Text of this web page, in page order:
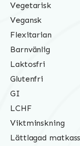
Vegetarisk
Vegansk
Flexitarian
Barnvänlig
Laktosfri
Glutenfri
GI
LCHF
Viktminskning
Lättlagad